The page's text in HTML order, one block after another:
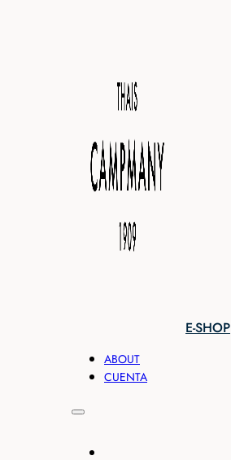
E-SHOP
ABOUT
CUENTA